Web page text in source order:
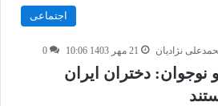
اجتماعی
نژادیان 21 مهر 1403 10:06 0
نوجوان: دختران ایران